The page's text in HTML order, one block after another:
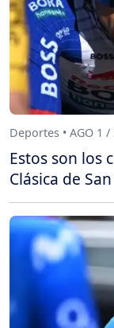
Deportes • AGO 1 /
Estos son los
Clásica de